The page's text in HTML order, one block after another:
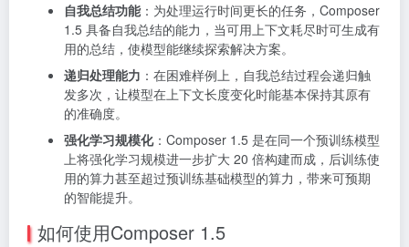
自我总结功能：为处理运行时间更长的任务，Composer
1.5 具备自我总结的能力，当可用上下文耗尽时可生成有
用的总结，使模型能继续探索解决方案。
递归处理能力 ：在困难样例上，自我总结过程会递归触
发多次，让模型在上下文长度变化时能基本保持其原有
的准确度。
强化学习规模化：Composer 1.5 是在同一个预训练模型
上将强化学习规模进一步扩大 20 倍构建而成，后训练使
用的算力甚至超过预训练基础模型的算力，带来可预期
的智能提升。
如何使用Composer 1.5